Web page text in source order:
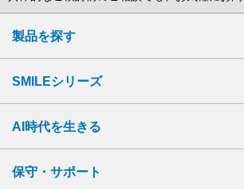
製品を探す
SMILEシリーズ
AI時代を生きる
保守・サポート